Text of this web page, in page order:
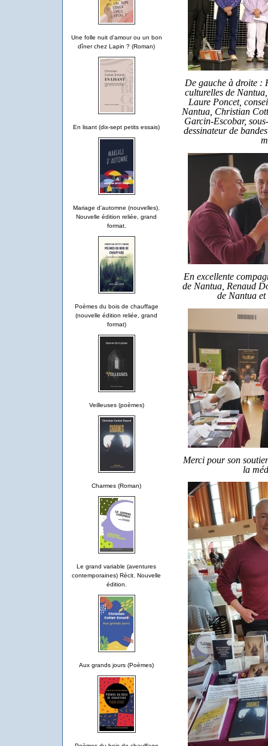
Une folle nuit d'amour ou un bon
dîner chez Lapin ? (Roman)
En lisant (dix-sept petits essais)
Mariage d'automne (nouvelles).
Nouvelle édition reliée, grand
format.
Poèmes du bois de chauffage
(nouvelle édition reliée, grand
format)
Veilleuses (poèmes)
Charmes (Roman)
Le grand variable (aventures
contemporaines) Récit. Nouvelle
édition.
Aux grands jours (Poèmes)
De gauche à droite :
culturelles de
Laure Poncet,
Nantua, Christian
Garcin-Escobar,
dessinateur de
En excellente
de Nantua, Renaud
de Nantua
Merci pour son
la